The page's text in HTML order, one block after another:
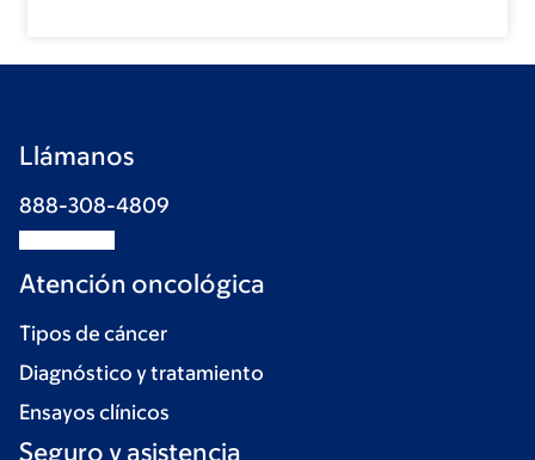
Llámanos
888-308-4809
Atención oncológica
Tipos de cáncer
Diagnóstico y tratamiento
Ensayos clínicos
Seguro y asistencia